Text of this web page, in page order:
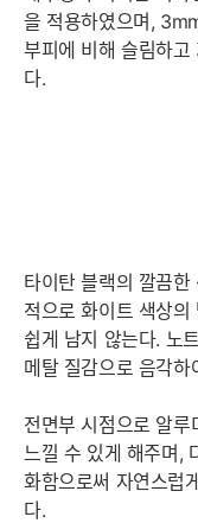
을 적용하였으며,
부피에 비해 슬림하고
다.
타이탄 블랙의 깔끔
적으로 화이트 색상의
쉽게 남지 않는다. 노
메탈 질감으로 음각
전면부 시점으로 알
느낄 수 있게 해주며,
화함으로써 자연스럽
다.